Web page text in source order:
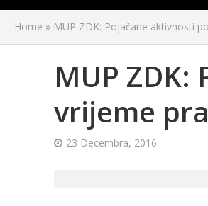
Home » MUP ZDK: Pojačane aktivnosti
MUP
vrijeme
23 Decembra, 2016